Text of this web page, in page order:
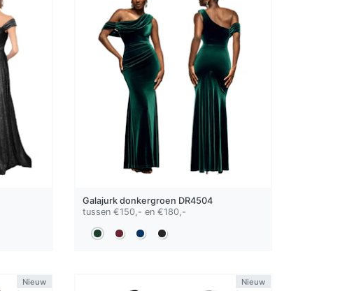
Galajurkdonkergroen DR4504
tussen €150,- en €180,-
Nieuw Nieuw